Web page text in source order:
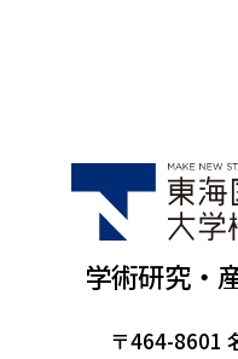
学術研究・
〒464-8601